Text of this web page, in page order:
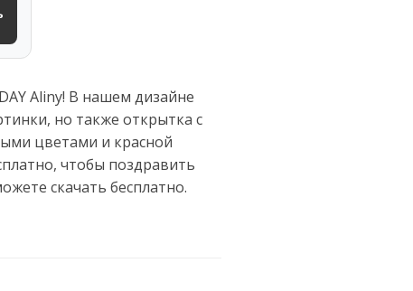
Aliny! В нашем дизайне
но также открытка с
цветами и красной
чтобы поздравить
скачать бесплатно.